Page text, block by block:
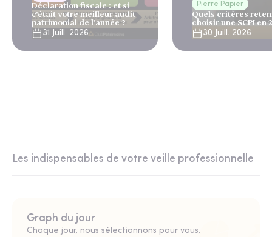
Déclaration fiscale : et si
c'était votre meilleur audit
patrimonial de l'année ?
31 Juill. 2026
Pierre Papier
Quels critères
choisir une SCPI en
30 Juill. 2026
Les indispensables de votre veille professionnelle
Graph du jour
Chaque jour, nous sélectionnons pour vous,